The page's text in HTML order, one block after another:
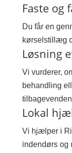
Faste og
Du får en
kørselstillæg
Løsning
Vi vurderer,
behandling
Lokal
Vi hjælper i
indendørs og